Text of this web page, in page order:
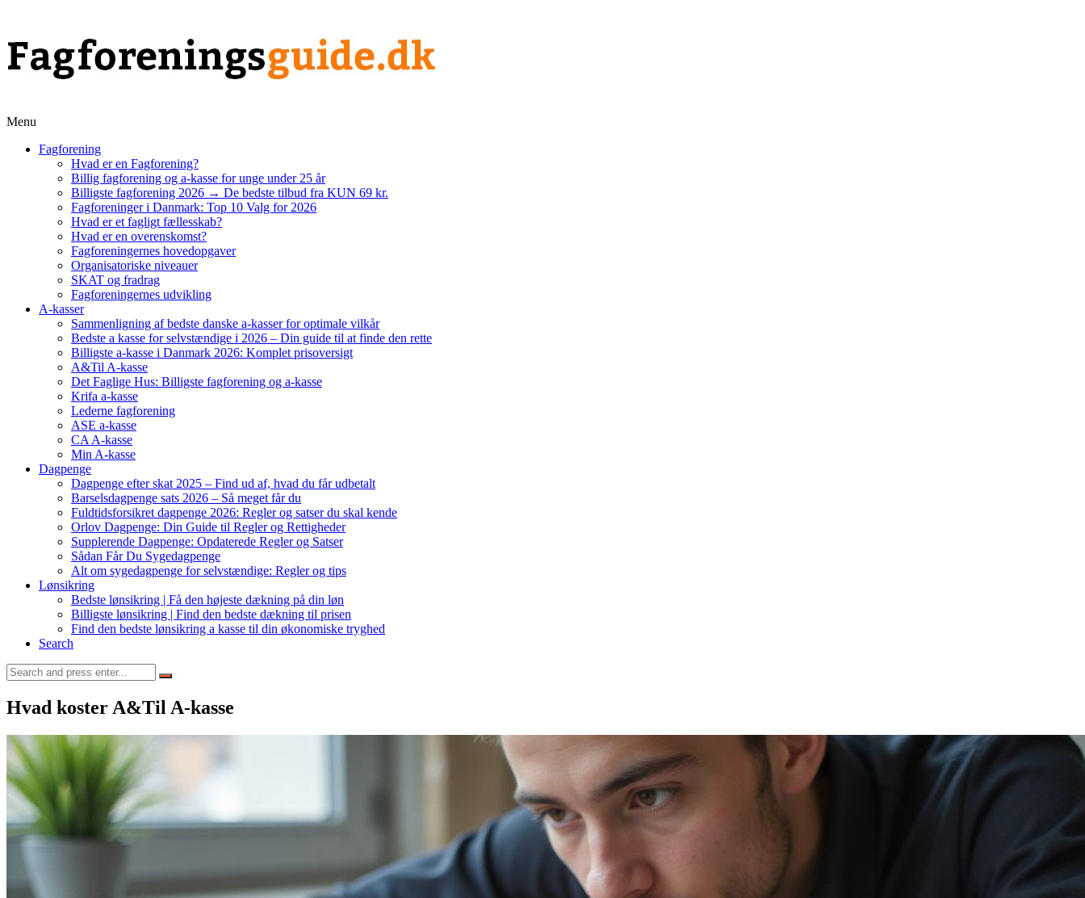
Menu
Fagforening
Hvad er en Fagforening?
Billig fagforening og a-kasse for unge under 25 år
Billigste fagforening 2026 → De bedste tilbud fra KUN 69 kr.
Fagforeninger i Danmark: Top 10 Valg for 2026
Hvad er et fagligt fællesskab?
Hvad er en overenskomst?
Fagforeningernes hovedopgaver
Organisatoriske niveauer
SKAT og fradrag
Fagforeningernes udvikling
A-kasser
Sammenligning af bedste danske a-kasser for optimale vilkår
Bedste a kasse for selvstændige i 2026 – Din guide til at finde den rette
Billigste a-kasse i Danmark 2026: Komplet prisoversigt
A&Til A-kasse
Det Faglige Hus: Billigste fagforening og a-kasse
Krifa a-kasse
Lederne fagforening
ASE a-kasse
CA A-kasse
Min A-kasse
Dagpenge
Dagpenge efter skat 2025 – Find ud af, hvad du får udbetalt
Barselsdagpenge sats 2026 – Så meget får du
Fuldtidsforsikret dagpenge 2026: Regler og satser du skal kende
Orlov Dagpenge: Din Guide til Regler og Rettigheder
Supplerende Dagpenge: Opdaterede Regler og Satser
Sådan Får Du Sygedagpenge
Alt om sygedagpenge for selvstændige: Regler og tips
Lønsikring
Bedste lønsikring | Få den højeste dækning på din løn
Billigste lønsikring | Find den bedste dækning til prisen
Find den bedste lønsikring a kasse til din økonomiske tryghed
Search
Search
for:
Hvad koster A&Til A-kasse